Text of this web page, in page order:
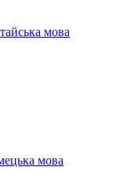
мова
мова